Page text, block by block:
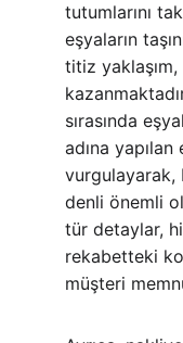
tutumlarını
eşyaların
titiz yaklaşım,
sırasında
adına
vurgulayarak,
denli önemli
tür detaylar,
rekabetteki
müşteri